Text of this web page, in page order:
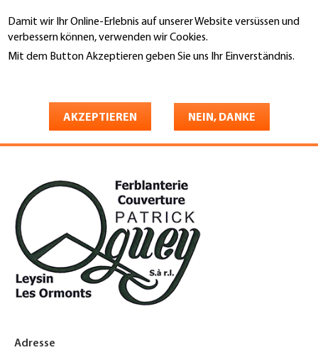
Damit wir Ihr Online-Erlebnis auf unserer Website versüssen und
verbessern können, verwenden wir Cookies.
Mit dem Button Akzeptieren geben Sie uns Ihr Einverständnis.
AKZEPTIEREN NEIN, DANKE
zum
Inhalt
Patrick Oguey Sàrl Feblanterie -
Couverture Sàrl
Adresse